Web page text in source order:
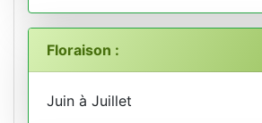
Floraison :
Juin à Juillet